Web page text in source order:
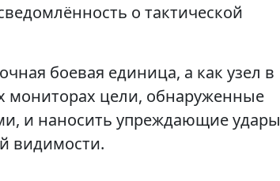
о тактической
боевая единица, а как узел в
мониторах цели, обнаруженные
и наносить упреждающие
видимости.